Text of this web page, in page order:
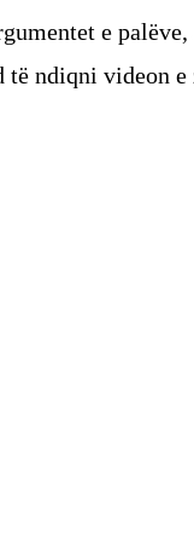
e
ndiqni videon e